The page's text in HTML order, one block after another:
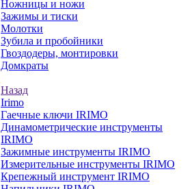
Ножницы и ножи
Зажимы и тиски
Молотки
Зубила и пробойники
Гвоздодеры, монтировки
Домкраты
Назад
Irimo
Гаечные ключи IRIMO
Динамометрические инструменты
IRIMO
Зажимные инструменты IRIMO
Измерительные инструменты IRIMO
Крепежный инструмент IRIMO